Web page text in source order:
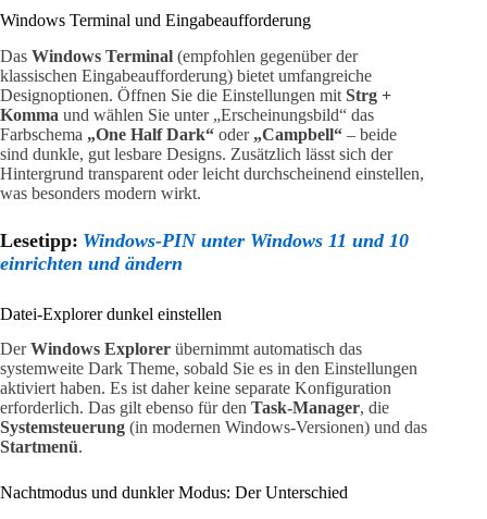
Windows Terminal und Eingabeaufforderung
Das Windows Terminal (empfohlen gegenüber der
klassischen Eingabeaufforderung) bietet umfangreiche
Designoptionen. Öffnen Sie die Einstellungen mit Strg +
Komma und wählen Sie unter „Erscheinungsbild“ das
Farbschema „One Half Dark“ oder „Campbell“ – beide
sind dunkle, gut lesbare Designs. Zusätzlich lässt sich der
Hintergrund transparent oder leicht durchscheinend einstellen,
was besonders modern wirkt.
Lesetipp: Windows-PIN unter Windows 11 und 10
einrichten und ändern
Datei-Explorer dunkel einstellen
DerWindows Explorer übernimmt automatisch das
systemweite Dark Theme, sobald Sie es in den Einstellungen
aktiviert haben. Es ist daher keine separate Konfiguration
erforderlich. Das gilt ebenso für den Task-Manager, die
Systemsteuerung (in modernen Windows-Versionen) und das
Startmenü.
Nachtmodus und dunkler Modus: Der Unterschied